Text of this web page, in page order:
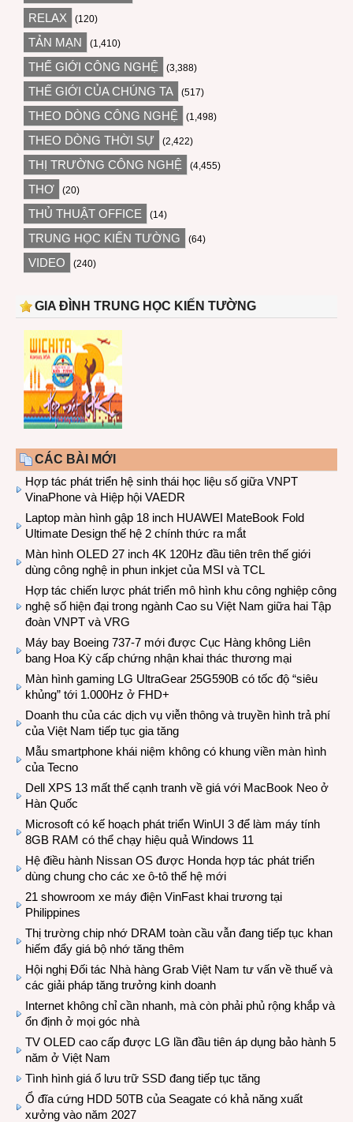
RELAX (120)
TẢN MẠN (1,410)
THẾ GIỚI CÔNG NGHỆ (3,388)
THẾ GIỚI CỦA CHÚNG TA (517)
THEO DÒNG CÔNG NGHỆ (1,498)
THEO DÒNG THỜI SỰ (2,422)
THỊ TRƯỜNG CÔNG NGHỆ (4,455)
THƠ (20)
THỦ THUẬT OFFICE (14)
TRUNG HỌC KIẾN TƯỜNG (64)
VIDEO (240)
GIA ĐÌNH TRUNG HỌC KIẾN TƯỜNG
CÁC BÀI MỚI
Hợp tác phát triển hệ sinh thái học liệu số giữa VNPT
VinaPhone và Hiệp hội VAEDR
Laptop màn hình gập 18 inch HUAWEI MateBook Fold
Ultimate Design thế hệ 2 chính thức ra mắt
Màn hình OLED 27 inch 4K 120Hz đầu tiên trên thế giới
dùng công nghệ in phun inkjet của MSI và TCL
Hợp tác chiến lược phát triển mô hình khu công nghiệp công
nghệ số hiện đại trong ngành Cao su Việt Nam giữa hai Tập
đoàn VNPT và VRG
Máy bay Boeing 737-7 mới được Cục Hàng không Liên
bang Hoa Kỳ cấp chứng nhận khai thác thương mại
Màn hình gaming LG UltraGear 25G590B có tốc độ “siêu
khủng” tới 1.000Hz ở FHD+
Doanh thu của các dịch vụ viễn thông và truyền hình trả phí
của Việt Nam tiếp tục gia tăng
Mẫu smartphone khái niệm không có khung viền màn hình
của Tecno
Dell XPS 13 mất thế cạnh tranh về giá với MacBook Neo ở
Hàn Quốc
Microsoft có kế hoạch phát triển WinUI 3 để làm máy tính
8GB RAM có thể chạy hiệu quả Windows 11
Hệ điều hành Nissan OS được Honda hợp tác phát triển
dùng chung cho các xe ô-tô thế hệ mới
21 showroom xe máy điện VinFast khai trương tại
Philippines
Thị trường chip nhớ DRAM toàn cầu vẫn đang tiếp tục khan
hiếm đẩy giá bộ nhớ tăng thêm
Hội nghị Đối tác Nhà hàng Grab Việt Nam tư vấn về thuế và
các giải pháp tăng trưởng kinh doanh
Internet không chỉ cần nhanh, mà còn phải phủ rộng khắp và
ổn định ở mọi góc nhà
TV OLED cao cấp được LG lần đầu tiên áp dụng bảo hành 5
năm ở Việt Nam
Tình hình giá ổ lưu trữ SSD đang tiếp tục tăng
Ổ đĩa cứng HDD 50TB của Seagate có khả năng xuất
xưởng vào năm 2027